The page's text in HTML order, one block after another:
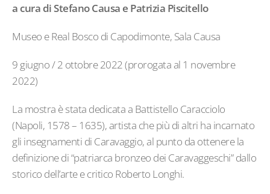
a cura di Stefano Causa e Patrizia Piscitello
Museo e Real Bosco di Capodimonte, Sala Causa
9 giugno / 2 ottobre 2022 (prorogata al 1 novembre
2022)
La mostra è stata dedicata a Battistello Caracciolo
(Napoli, 1578 – 1635), artista che più di altri ha incarnato
gli insegnamenti di Caravaggio, al punto da ottenere la
definizione di “patriarca bronzeo dei Caravaggeschi” dallo
storico dell’arte e critico Roberto Longhi.